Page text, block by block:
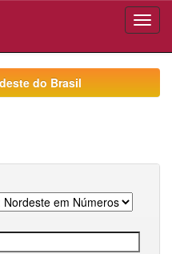
do Brasil